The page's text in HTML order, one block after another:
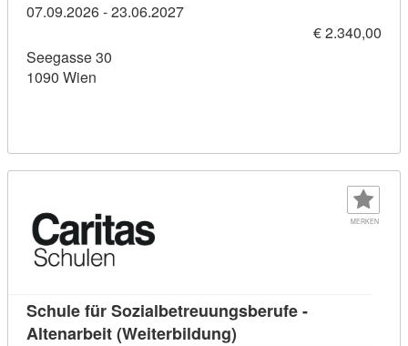
07.09.2026 - 23.06.2027
€ 2.340,00
Seegasse 30
1090 Wien
MERKEN
Schule für Sozialbetreuungsberufe -
Altenarbeit (Weiterbildung)